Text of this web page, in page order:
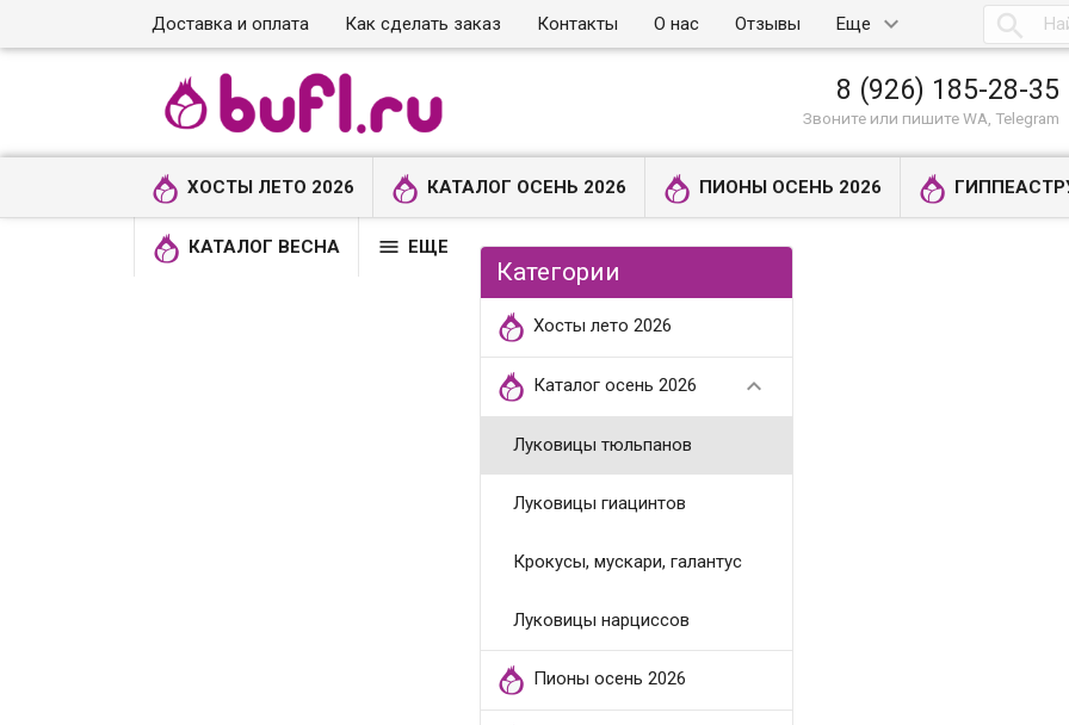
Доставка и оплата Как сделать заказ Контакты О нас Отзывы Еще 
8 (926) 185-28-35
Звоните или пишите WA, Telegram
ХОСТЫ ЛЕТО 2026 КАТАЛОГ ОСЕНЬ 2026 ПИОНЫ ОСЕНЬ 2026
КАТАЛОГ ВЕСНА  ЕЩЕ
Категории
Хосты лето 2026
Каталог осень 2026 
Луковицы тюльпанов
Луковицы гиацинтов
Крокусы, мускари, галантус
Луковицы нарциссов
Пионы осень 2026